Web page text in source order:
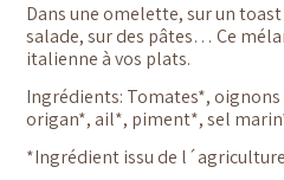
Dans une omelette, sur un
salade, sur des pâtes… Ce
italienne à vos plats.
Ingrédients: Tomates*,
origan*, ail*, piment*, sel
*Ingrédient issu de